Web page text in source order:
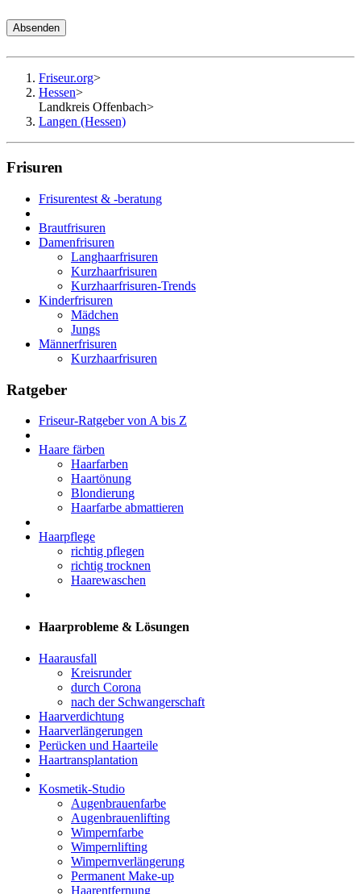
Absenden
Friseur.org>
Hessen>
Landkreis Offenbach>
Langen (Hessen)
Frisuren
Frisurentest & -beratung
Brautfrisuren
Damenfrisuren
Langhaarfrisuren
Kurzhaarfrisuren
Kurzhaarfrisuren-Trends
Kinderfrisuren
Mädchen
Jungs
Männerfrisuren
Kurzhaarfrisuren
Ratgeber
Friseur-Ratgeber von A bis Z
Haare färben
Haarfarben
Haartönung
Blondierung
Haarfarbe abmattieren
Haarpflege
richtig pflegen
richtig trocknen
Haarewaschen
Haarprobleme & Lösungen
Haarausfall
Kreisrunder
durch Corona
nach der Schwangerschaft
Haarverdichtung
Haarverlängerungen
Perücken und Haarteile
Haartransplantation
Kosmetik-Studio
Augenbrauenfarbe
Augenbrauenlifting
Wimpernfarbe
Wimpernlifting
Wimpernverlängerung
Permanent Make-up
Haarentfernung